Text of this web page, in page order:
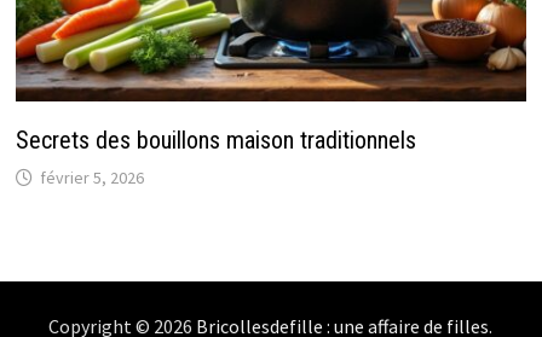
Secrets des bouillons maison traditionnels
février 5, 2026
Copyright © 2026 Bricollesdefille : une affaire de filles.